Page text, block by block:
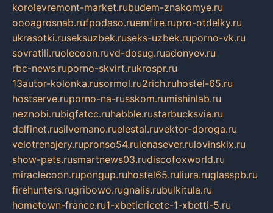
korolevremont-market.rubudem-znakomye.ru
oooagrosnab.rufpodaso.ruemfire.rupro-otdelky.ru
ukrasotki.ruseksuzbek.ruseks-uzbek.ruporno-vk.ru
sovratili.ruolecoon.ruvd-dosug.ruadonyev.ru
rbc-news.ruporno-skvirt.rukrospr.ru
13autor-kolonka.rusormol.ru2rich.ruhostel-65.ru
hostserve.ruporno-na-russkom.rumishinlab.ru
neznobi.rubigfatcc.ruhabble.rustarbucksvia.ru
delfinet.rusilvernano.ruelestal.ruvektor-doroga.ru
velotrenajery.rupronso54.rulenasever.rulovinskix.ru
show-pets.rusmartnews03.rudiscofoxworld.ru
miraclecoon.rupongup.ruhostel65.ruliura.ruglasspb.ru
firehunters.rugribowo.rugnalis.rubulkitula.ru
hometown-france.ru1-xbeticricetc-1-xbetti-5.ru